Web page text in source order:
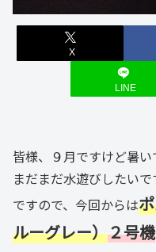
X
LINE
皆様、９月ですけど暑い
まだまだ水遊びしたいで
ですので、今回からは
ルーグレー）２号機